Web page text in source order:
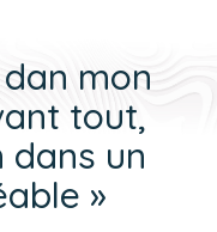
dan mon
tout,
un
»